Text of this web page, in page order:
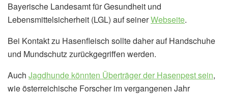
Bayerische Landesamt für Gesundheit und
Lebensmittelsicherheit (LGL) auf seinerWebseite.
Bei Kontakt zu Hasenfleisch sollte daher auf Handschuhe
und Mundschutz zurückgegriffen werden.
Auch Jagdhunde könnten Überträger der Hasenpest sein,
wie österreichische Forscher im vergangenen Jahr